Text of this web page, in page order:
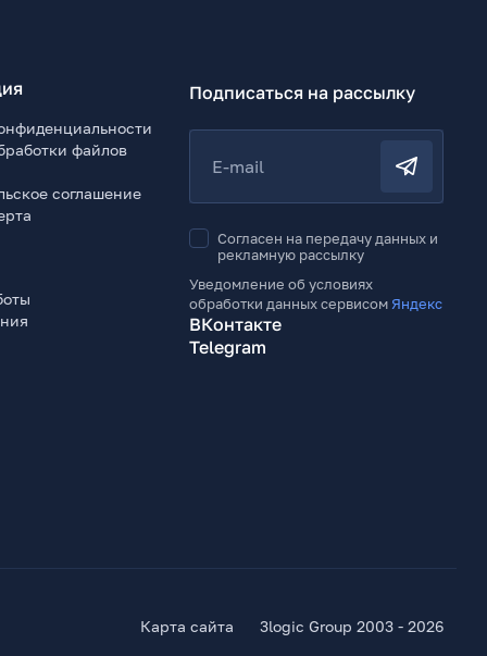
файлов
соглашение
Подписаться на рассылку
E-mail
Согласен на передачу данных и
рекламную рассылку
Уведомление об условиях
обработки данных сервисом Яндекс
ВКонтакте
Telegram
Карта сайта 3logic Group 2003 - 2026